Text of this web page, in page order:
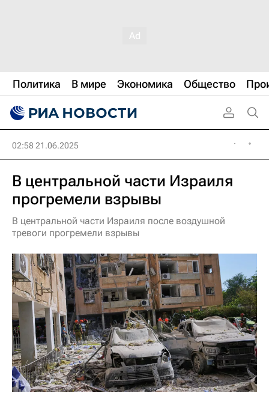
Политика В мире Экономика Общество
02:58 21.06.2025
В центральной части Израиля
прогремели взрывы
В центральной части Израиля после воздушной
тревоги прогремели взрывы